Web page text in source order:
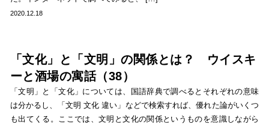
2020.12.18
「文化」と「文明」の関係とは？ ウイスキ
ーと酒場の寓話（38）
「文明」と「文化」については、国語辞典で調べるとそれぞれの意味
は分かるし、「文明 文化 違い」などで検索すれば、優れた論がいくつ
も出てくる。ここでは、文明と文化の関係というものを意識しながら